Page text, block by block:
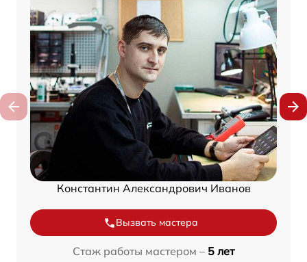
Константин Александрович Иванов
Вызвать мастера
Стаж работы мастером – 5 лет